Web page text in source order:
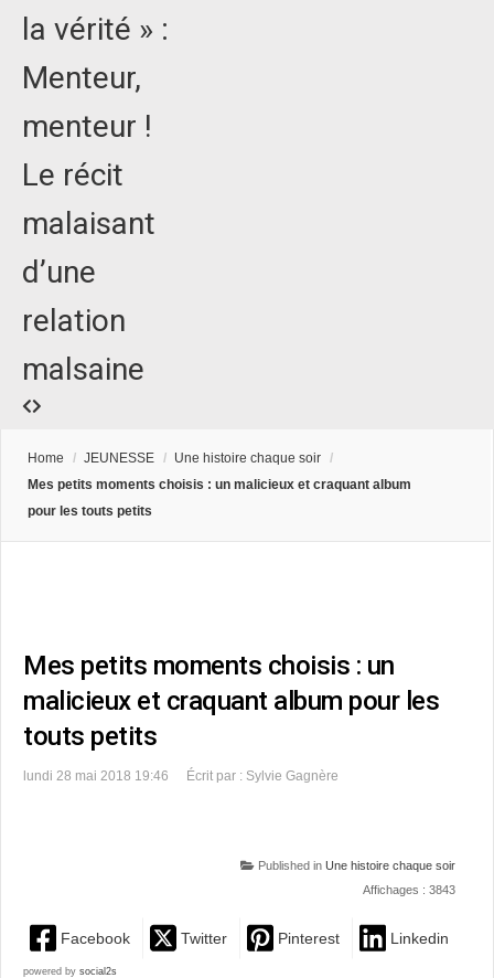
la vérité » :
Menteur,
menteur !
Le récit
malaisant
d’une
relation
malsaine
Home / JEUNESSE / Une histoire chaque soir /
Mes petits moments choisis : un malicieux et craquant album
pour les touts petits
Mes petits moments choisis : un
malicieux et craquant album pour les
touts petits
lundi 28 mai 2018 19:46 Écrit par : Sylvie Gagnère
Published in Une histoire chaque soir
Affichages : 3843
Facebook Twitter Pinterest Linkedin
powered by social2s